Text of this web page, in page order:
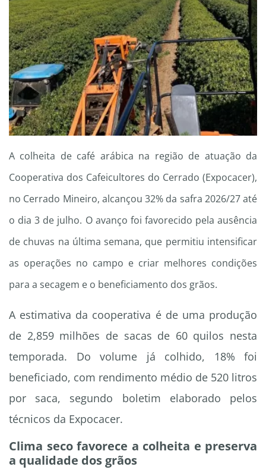
A colheita de café arábica na região de atuação da
Cooperativa dos Cafeicultores do Cerrado (Expocacer),
no Cerrado Mineiro, alcançou 32% da safra 2026/27 até
o dia 3 de julho. O avanço foi favorecido pela ausência
de chuvas na última semana, que permitiu intensificar
as operações no campo e criar melhores condições
para a secagem e o beneficiamento dos grãos.
A estimativa da cooperativa é de uma produção
de 2,859 milhões de sacas de 60 quilos nesta
temporada. Do volume já colhido, 18% foi
beneficiado, com rendimento médio de 520 litros
por saca, segundo boletim elaborado pelos
técnicos da Expocacer.
Clima seco favorece a colheita e preserva
a qualidade dos grãos